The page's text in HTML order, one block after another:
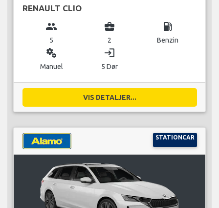
RENAULT CLIO
group
5
business_center
2
local_gas_station
Benzin
miscellaneous_services
Manuel
login
5 Dør
VIS DETALJER...
STATIONCAR